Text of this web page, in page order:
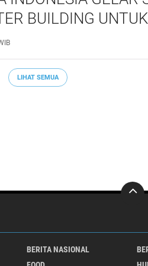
BUILDING
NASRANI
LIHAT SEMUA
BERITA NASIONAL